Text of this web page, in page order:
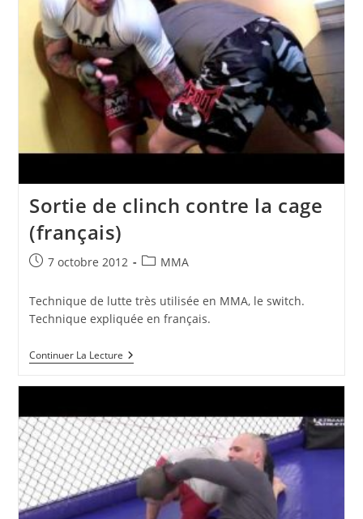
(français)
Sortie de clinch contre la cage
(français)
Publication
7 octobre 2012
PostMMA
Technique de lutte très utilisée en MMA, le switch.
Technique expliquée en français.
Continuer La LectureSortie
De
Cage
(français)